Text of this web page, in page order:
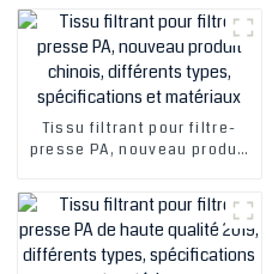
Tissu filtrant pour filtre-
presse PA, nouveau produit
spécifications et matériaux